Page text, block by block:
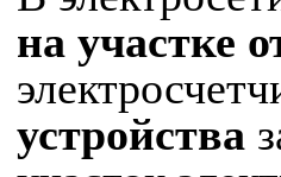
на участке
устройства